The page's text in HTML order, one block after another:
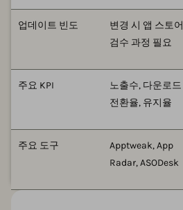
업데이트 빈도
변경 시 앱 스토
검수 과정 필요
주요 KPI
노출수, 다운로드
전환율, 유지율
주요 도구
Apptweak, App
Radar, ASODesk